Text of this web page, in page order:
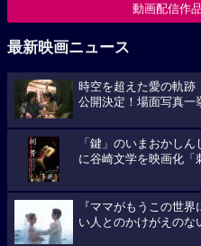
動画配信作
最新映画ニュース
時空を超えた愛の軌跡
公開決定！場面写真一
「鍵」のいまおかし
に谷崎文学を映画化「
『ママがもうこの世
い人とのかけがえのな